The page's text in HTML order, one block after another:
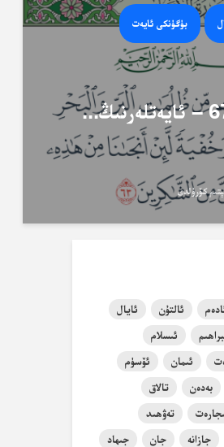
بۈگۈنكى ئايەت
ئالتۇن
ئايال
ئىسلام
ئىمان
ئۆسۈم
بەدەن
تالاق
تەۋھىد
جازانە جان
جىھاد